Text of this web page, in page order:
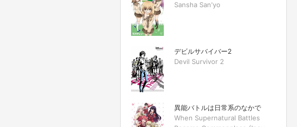
Sansha San'yo
デビルサバイバー2
Devil Survivor 2
異能バトルは日常系のなかで
When Supernatural Battles